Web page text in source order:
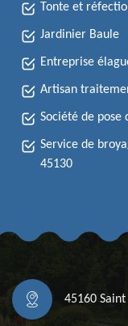
Tonte et
Jardinier Baule
Entreprise
Artisan
Société de
Service de
45130
45160